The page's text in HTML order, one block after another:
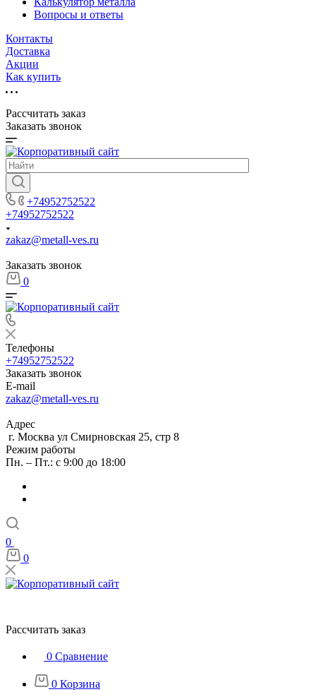
Вопросы и ответы
Контакты
Доставка
Акции
Как купить
Рассчитать заказ
Заказать звонок
+74952752522
+74952752522
zakaz@metall-ves.ru
Заказать звонок
0
Телефоны
+74952752522
Заказать звонок
E-mail
zakaz@metall-ves.ru
Адрес
г. Москва ул Смирновская 25, стр 8
Режим работы
Пн. – Пт.: с 9:00 до 18:00
0
0
Рассчитать заказ
0 Сравнение
0 Корзина